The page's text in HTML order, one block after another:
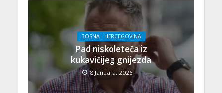
BOSNA I HERCEGOVINA
Pad niskoleteča iz
kukavičijeg gnijezda
8 Januara, 2026